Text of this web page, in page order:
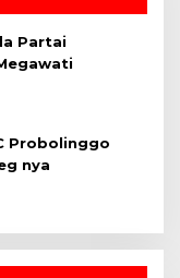
Partai
Probolinggo
nya